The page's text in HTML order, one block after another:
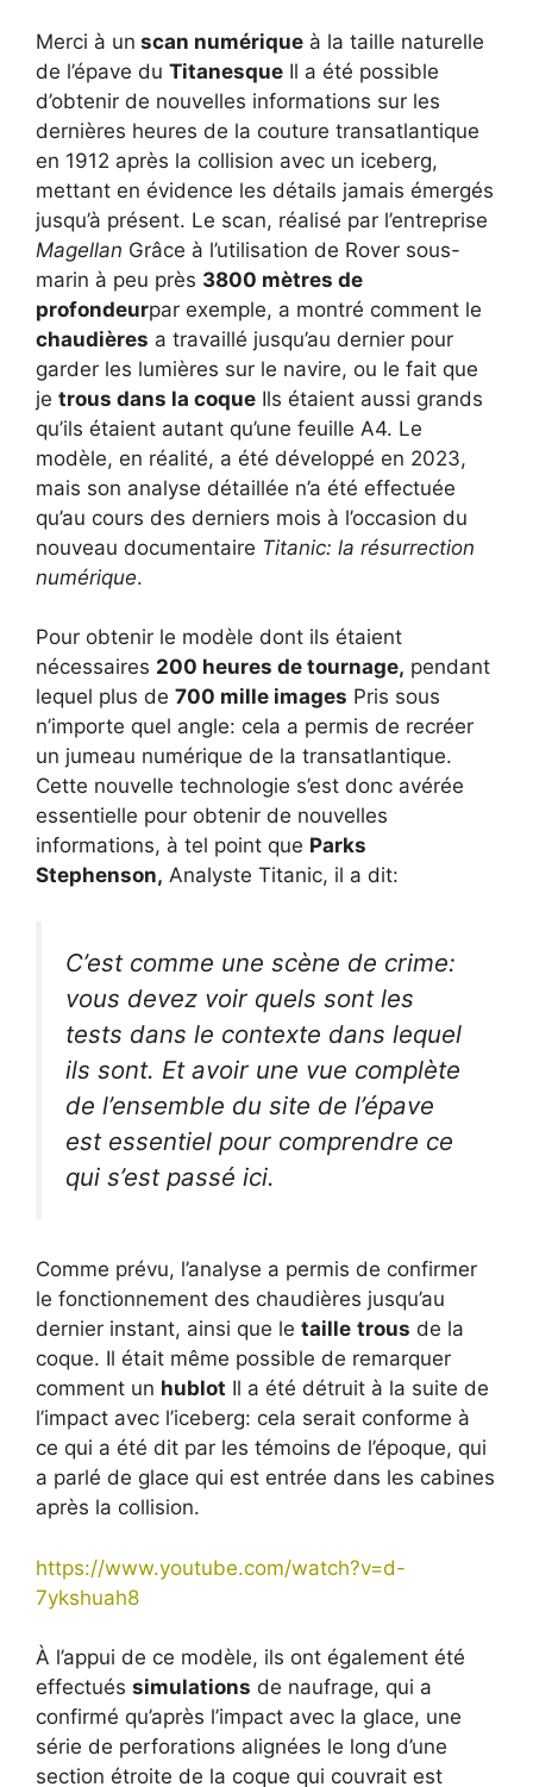
Merci à un scan numérique à la taille naturelle
de l’épave du Titanesque Il a été possible
d’obtenir de nouvelles informations sur les
dernières heures de la couture transatlantique
en 1912 après la collision avec un iceberg,
mettant en évidence les détails jamais émergés
jusqu’à présent. Le scan, réalisé par l’entreprise
Magellan Grâce à l’utilisation de Rover sous-
marin à peu près 3800 mètres de
profondeurpar exemple, a montré comment le
chaudières a travaillé jusqu’au dernier pour
garder les lumières sur le navire, ou le fait que
je trous dans la coque Ils étaient aussi grands
qu’ils étaient autant qu’une feuille A4. Le
modèle, en réalité, a été développé en 2023,
mais son analyse détaillée n’a été effectuée
qu’au cours des derniers mois à l’occasion du
nouveau documentaire Titanic: la résurrection
numérique.
Pour obtenir le modèle dont ils étaient
nécessaires 200 heures de tournage, pendant
lequel plus de 700 mille images Pris sous
n’importe quel angle: cela a permis de recréer
un jumeau numérique de la transatlantique.
Cette nouvelle technologie s’est donc avérée
essentielle pour obtenir de nouvelles
informations, à tel point que Parks
Stephenson, Analyste Titanic, il a dit:
C’est comme une scène de crime:
vous devez voir quels sont les
tests dans le contexte dans lequel
ils sont. Et avoir une vue complète
de l’ensemble du site de l’épave
est essentiel pour comprendre ce
qui s’est passé ici.
Comme prévu, l’analyse a permis de confirmer
le fonctionnement des chaudières jusqu’au
dernier instant, ainsi que le taille trous de la
coque. Il était même possible de remarquer
comment un hublot Il a été détruit à la suite de
l’impact avec l’iceberg: cela serait conforme à
ce qui a été dit par les témoins de l’époque, qui
a parlé de glace qui est entrée dans les cabines
après la collision.
https://www.youtube.com/watch?v=d-
7ykshuah8
À l’appui de ce modèle, ils ont également été
effectués simulations de naufrage, qui a
confirmé qu’après l’impact avec la glace, une
série de perforations alignées le long d’une
section étroite de la coque qui couvrait est